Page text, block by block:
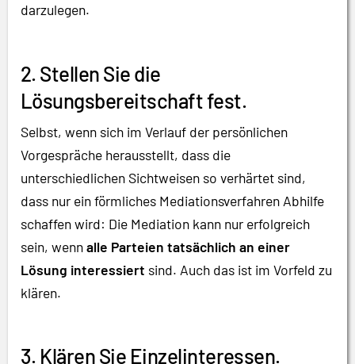
darzulegen.
2. Stellen Sie die
Lösungsbereitschaft fest.
Selbst, wenn sich im Verlauf der persönlichen
Vorgespräche herausstellt, dass die
unterschiedlichen Sichtweisen so verhärtet sind,
dass nur ein förmliches Mediationsverfahren Abhilfe
schaffen wird: Die Mediation kann nur erfolgreich
sein, wennalle Parteien tatsächlich an einer
Lösung interessiert sind. Auch das ist im Vorfeld zu
klären.
3. Klären Sie Einzelinteressen.